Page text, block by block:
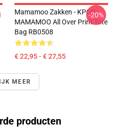
Mamamoo Zakken - KPOP
MAMAMOO All Over Print Tote
Bag RB0508
€ 22,95 - € 27,55
-20%
MEER
producten